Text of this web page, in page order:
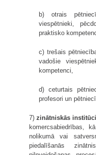
b) otrais
viespētnieki,
praktisko
c) trešais
vadošie
kompetenci,
d) ceturtais
profesori un
7) zinātniskās
komercsabiedrības,
nolikumā vai
piedalīšanās